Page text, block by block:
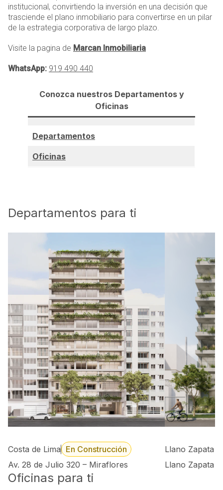
institucional, convirtiendo la inversión en una decisión que
trasciende el plano inmobiliario para convertirse en un pilar
de la estrategia corporativa de largo plazo.
Visite la pagina de Marcan Inmobiliaria
WhatsApp: 919 490 440
Conozca nuestros Departamentos y
Oficinas
Departamentos
Oficinas
Departamentos para ti
Costa de Lima En Construcción
Av. 28 de Julio 320 – Miraflores
Llano Zapata
Llano Zapata
Oficinas para ti